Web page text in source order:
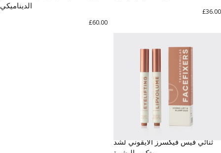
£36.00
الديناميكي
£60.00
ثنائي فيس فيكسرز الأيقوني لشد